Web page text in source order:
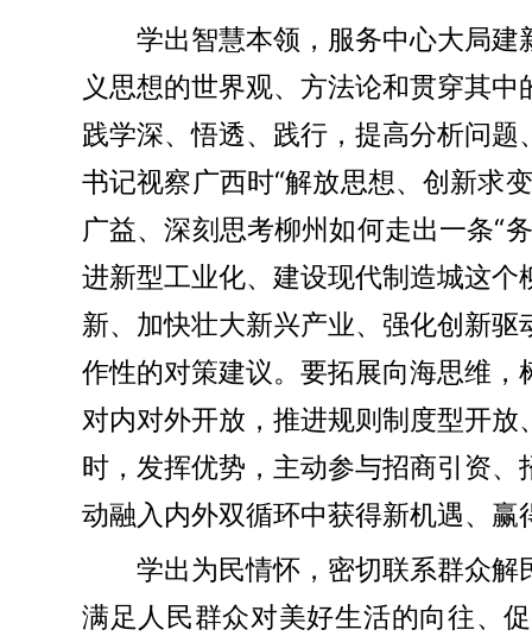
学出智慧本领，服务中心大局
义思想的世界观、方法论和贯穿其
践学深、悟透、践行，提高分析问
书记视察广西时“解放思想、创新求
广益、深刻思考柳州如何走出一条“
进新型工业化、建设现代制造城这
新、加快壮大新兴产业、强化创新
作性的对策建议。要拓展向海思维
对内对外开放，推进规则制度型开放
时，发挥优势，主动参与招商引资
动融入内外双循环中获得新机遇、赢
学出为民情怀，密切联系群众
满足人民群众对美好生活的向往、